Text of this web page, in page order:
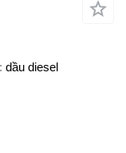
dầu diesel